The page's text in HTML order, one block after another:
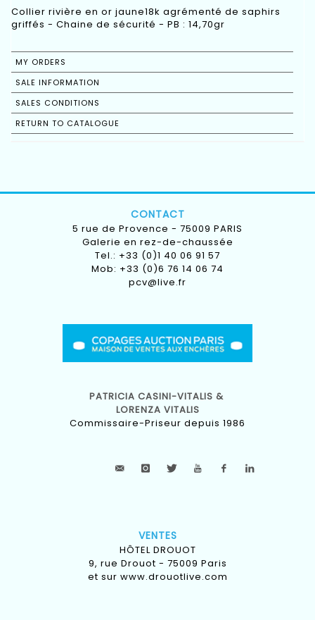
Collier rivière en or jaune18k agrémenté de saphirs
griffés - Chaine de sécurité - PB : 14,70gr
MY ORDERS
SALE INFORMATION
SALES CONDITIONS
RETURN TO CATALOGUE
CONTACT
5 rue de Provence - 75009 PARIS
Galerie en rez-de-chaussée
Tel.: +33 (0)1 40 06 91 57
Mob: +33 (0)6 76 14 06 74
pcv@live.fr
PATRICIA CASINI-VITALIS &
LORENZA VITALIS
Commissaire-Priseur depuis 1986
VENTES
HÔTEL DROUOT
9, rue Drouot - 75009 Paris
et sur www.drouotlive.com